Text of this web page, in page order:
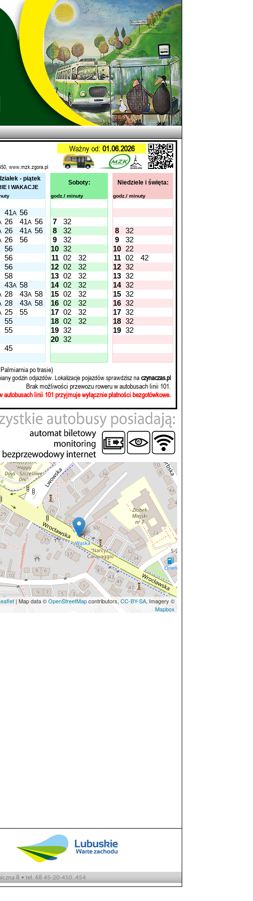
Ważny od: 01.06.2026
www.mzk.zgora.pl
- piątek
I WAKACJE
Soboty: Niedziele i święta:
godz./ minuty godz./ minuty
41A 56
26 41A 56 7
32
26 41A 56 8 32 8
32
26 56 9 32 9
32
56 10 32 10 22
56 11 02 32 11 02
42
56 12 02 32 12 32
58 13 02 32 13 32
43A 58 14 02 32 14 32
28 43A 58 15 02 32 15 32
28 43A 58 16 02 32 16 32
25 55 17 02 32 17 32
55 18 02 32 18 32
55 19 32 19 32
20 32
45
po trasie)
godzin odjazdów. Lokalizacje pojazdów sprawdzisz naczynaczas.pl
Brak możliwości przewozu roweru w autobusach linii 101.
autobusach linii 101 przyjmuje wyłącznie płatności bezgotówkowe.
| Map data ©OpenStreetMapcontributors, CC-BY-SA, Imagery ©
Mapbox
8 • tel. 68 45-20-450..454